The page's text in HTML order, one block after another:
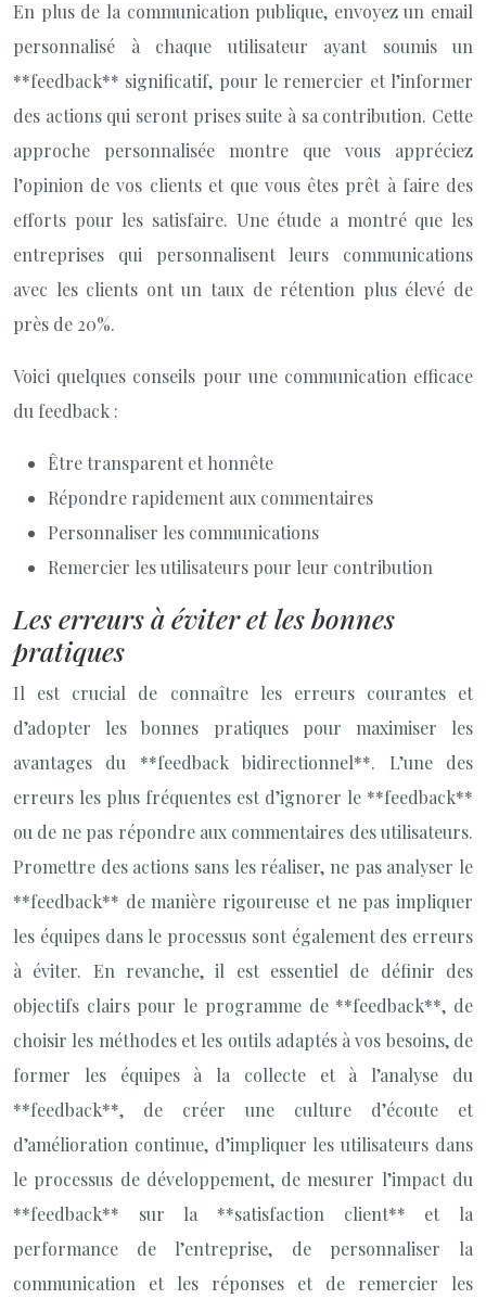
En plus de la communication publique, envoyez un email
personnalisé à chaque utilisateur ayant soumis un
**feedback** significatif, pour le remercier et l’informer
des actions qui seront prises suite à sa contribution. Cette
approche personnalisée montre que vous appréciez
l’opinion de vos clients et que vous êtes prêt à faire des
efforts pour les satisfaire. Une étude a montré que les
entreprises qui personnalisent leurs communications
avec les clients ont un taux de rétention plus élevé de
près de 20%.
Voici quelques conseils pour une communication efficace
du feedback :
Être transparent et honnête
Répondre rapidement aux commentaires
Personnaliser les communications
Remercier les utilisateurs pour leur contribution
Les erreurs à éviter et les bonnes
pratiques
Il est crucial de connaître les erreurs courantes et
d’adopter les bonnes pratiques pour maximiser les
avantages du **feedback bidirectionnel**. L’une des
erreurs les plus fréquentes est d’ignorer le **feedback**
ou de ne pas répondre aux commentaires des utilisateurs.
Promettre des actions sans les réaliser, ne pas analyser le
**feedback** de manière rigoureuse et ne pas impliquer
les équipes dans le processus sont également des erreurs
à éviter. En revanche, il est essentiel de définir des
objectifs clairs pour le programme de **feedback**, de
choisir les méthodes et les outils adaptés à vos besoins, de
former les équipes à la collecte et à l’analyse du
**feedback**, de créer une culture d’écoute et
d’amélioration continue, d’impliquer les utilisateurs dans
le processus de développement, de mesurer l’impact du
**feedback** sur la **satisfaction client** et la
performance de l’entreprise, de personnaliser la
communication et les réponses et de remercier les